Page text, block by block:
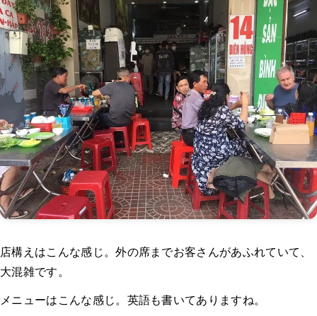
店構えはこんな感じ。外の席までお客さんがあふれていて、
大混雑です。
メニューはこんな感じ。英語も書いてありますね。